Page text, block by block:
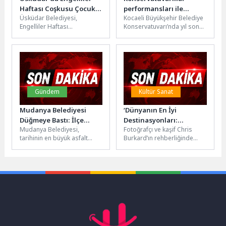
Haftası Coşkusu Çocuk
Köyü’ne Taşındı
Üsküdar Belediyesi,
Engelliler Haftası
etkinliklerin üçüncü gününde
özel gereksinimli bireyleri ve
ailelerini Üsküdar...
performansları ile
gururlandırdı
Kocaeli Büyükşehir Belediye
Konservatuvarı’nda yıl sonu
İlk gösteriyi Klarnet Bölümü
gerçekleştirirken, bir...
Gündem
Mudanya Belediyesi
Düğmeye Bastı: İlçe
Genelinde Yol Çalışması
Başladı
Mudanya Belediyesi,
tarihinin en büyük asfalt
Kültür Sanat
‘Dünyanın En İyi
Destinasyonları:
Guizhou’, 18 Nisan
Cumartesi 19.00’da
National Geographic
Fotoğrafçı ve kaşif Chris
Burkard’ın rehberliğinde